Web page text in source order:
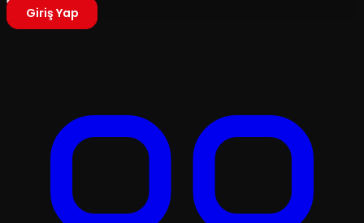
Giriş Yap